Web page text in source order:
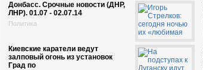
Донбасс. Срочные новости (ДНР,
ЛНР). 01.07 - 02.07.14
Политика
Киевские каратели ведут
залповый огонь из установок
Град по